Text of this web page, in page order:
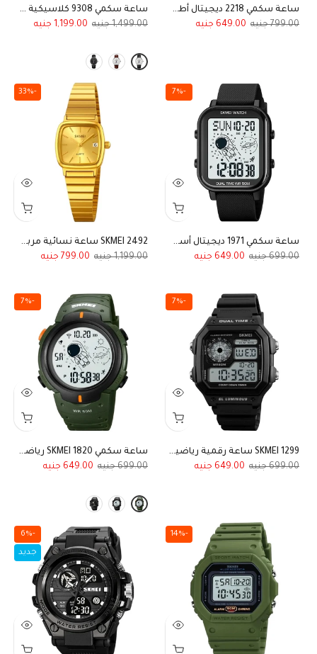
ساعة سكمي 2218 ديجيتال أطفال أحمر بميناء فاتح
799.00
649.00
ساعة سكمي 9308 كلاسيكية بسوار جلد ومؤشر شمس وقمر
1,499.00
1,199.00
-7%
ساعة سكمي 1971 ديجيتال أسود رائد فضاء
699.00
649.00
-33%
SKMEI 2492 ساعة نسائية مربعة بتصميم بسيط ذهبي
1,199.00
799.00
-7%
SKMEI 1299 ساعة رقمية رياضية متعددة الوظائف اسود
699.00
649.00
-7%
ساعة سكمي SKMEI 1820 رياضية مقاومة للماء إصدار رجل الفضاء المبتكر
699.00
649.00
-14%
-6%
جديد